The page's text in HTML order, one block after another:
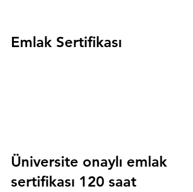
Emlak Sertifikası
Üniversite onaylı emlak
sertifikası 120 saat